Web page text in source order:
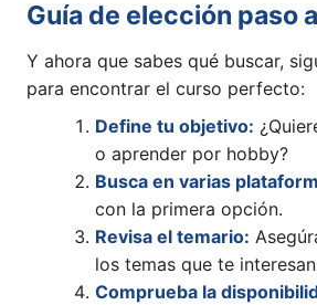
Guía de elección paso
Y ahora que sabes qué buscar,
para encontrar el curso perfecto:
Define tu objetivo:
o aprender por hobby?
Busca en varias
con la primera opción.
Revisa el temario:
los temas que te
Comprueba la